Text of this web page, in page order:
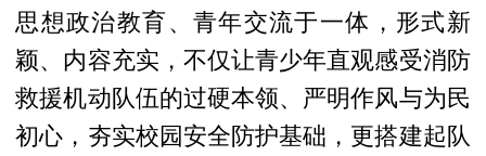
思想政治教育、青年交流于一体，形式新
颖、内容充实，不仅让青少年直观感受消防
救援机动队伍的过硬本领、严明作风与为民
初心，夯实校园安全防护基础，更搭建起队